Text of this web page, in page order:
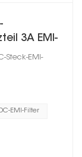
3A EMI-
Steck-EMI-
EMI-Filter